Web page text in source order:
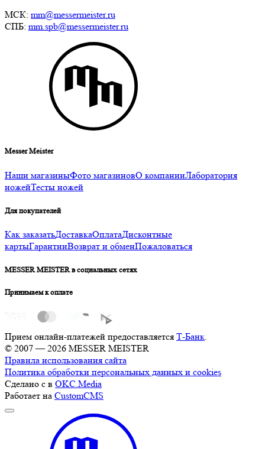
МСК: mm@messermeister.ru
СПБ: mm.spb@messermeister.ru
Messer Meister
Наши магазиныФото магазиновО компанииЛаборатория
ножейТесты ножей
Для покупателей
Как заказатьДоставкаОплатаДисконтные
картыГарантииВозврат и обменПожаловаться
MESSER MEISTER в социальных сетях
Принимаем к оплате
Прием онлайн-платежей предоставляется Т-Банк.
© 2007 — 2026 MESSER MEISTER
Правила использования сайта
Политика обработки персональных данных и cookies
Сделано с в OKC.Media
Работает на CustomCMS